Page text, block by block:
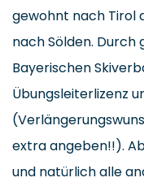
gewohnt nach Tirol
nach Sölden.
Bayerischen
Übungsleiterlizenz
extra angeben!!).
und natürlich alle